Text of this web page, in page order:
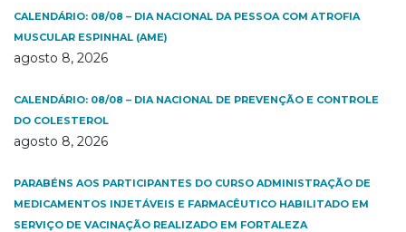
CALENDÁRIO: 08/08 – DIA NACIONAL DA PESSOA COM ATROFIA
MUSCULAR ESPINHAL (AME)
agosto 8, 2026
CALENDÁRIO: 08/08 – DIA NACIONAL DE PREVENÇÃO E CONTROLE
DO COLESTEROL
agosto 8, 2026
PARABÉNS AOS PARTICIPANTES DO CURSO ADMINISTRAÇÃO DE
MEDICAMENTOS INJETÁVEIS E FARMACÊUTICO HABILITADO EM
SERVIÇO DE VACINAÇÃO REALIZADO EM FORTALEZA